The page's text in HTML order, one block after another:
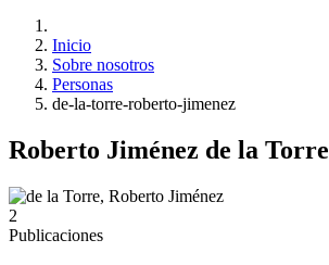
Inicio
Sobre nosotros
Personas
de-la-torre-roberto-jimenez
Roberto Jiménez de la Torre
2
Publicaciones